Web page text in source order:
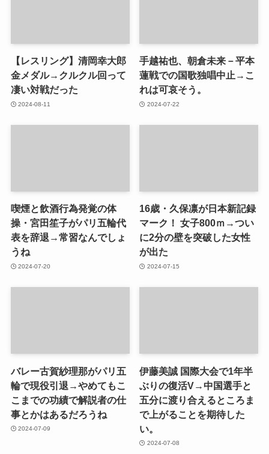
【レスリング】清岡幸大郎
金メダル→クルクル回って
凄い対戦だった
2024-08-11
手越祐也、朝倉未来－平本
蓮戦での国歌独唱中止→こ
れは可哀そう。
2024-07-22
喫煙と飲酒行為発覚の体
操・宮田笙子がパリ五輪代
表を辞退→常習なんでしょ
うね
2024-07-20
16歳・久保凛が日本新記録
マーク！ 女子800ｍ→つい
に2分の壁を突破した女性
が出た
2024-07-15
バレー古賀紗理那がパリ五
輪で現役引退→やめてもこ
こまでの功績で解説者の仕
事とかはあるだろうね
2024-07-09
伊藤美誠 国際大会で1年半
ぶりの復活V→中国選手と
五分に渡り合えるところま
で上がることを期待した
い。
2024-07-08